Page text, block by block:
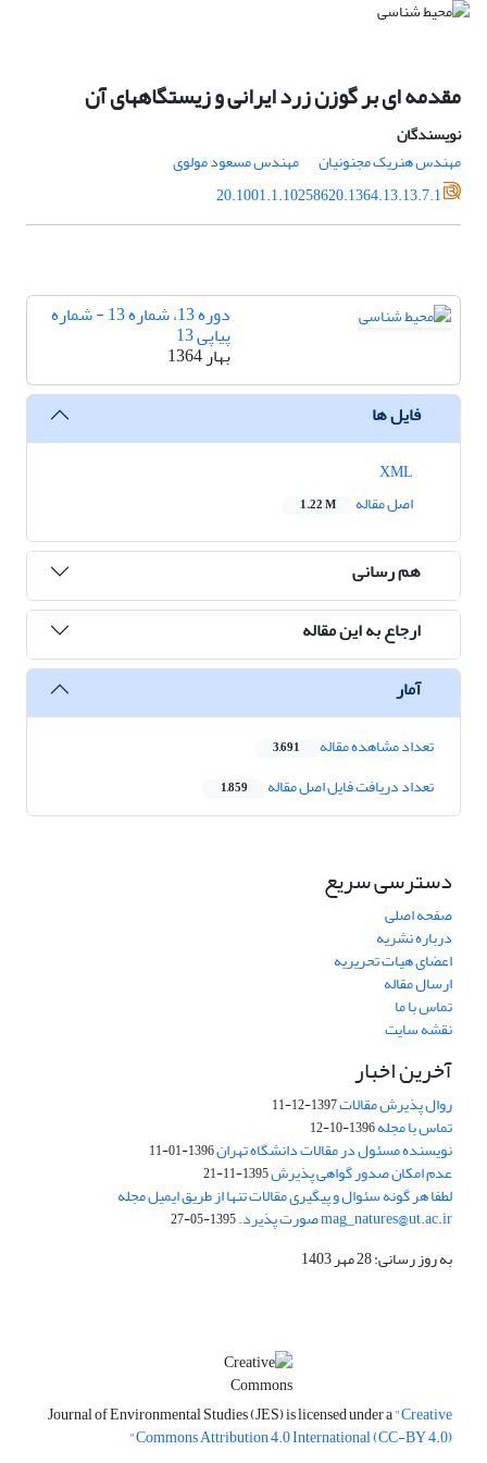
مقدمه ای بر گوزن زرد ایرانی و زیستگاههای آن
نویسندگان
مهندس هنریک مجنونیان
مهندس مسعود مولوی
20.1001.1.10258620.1364.13.13.7.1
دوره 13، شماره 13 - شماره
پیاپی 13
بهار 1364
فایل ها
اصل مقاله
1.22 M
هم رسانی
ارجاع به این مقاله
آمار
تعداد مشاهده مقاله 3,691
تعداد دریافت فایل اصل مقاله 1,859
دسترسی سریع
صفحه اصلی
درباره نشریه
اعضای هیات تحریریه
ارسال مقاله
تماس با ما
نقشه سایت
آخرین اخبار
روال پذیرش مقالات1397-12-11
تماس با مجله1396-10-12
نویسنده مسئول در مقالات دانشگاه تهران1396-01-11
عدم امکان صدور گواهی پذیرش1395-11-21
لطفا هر گونه سئوال و پیگیری مقالات تنها از طریق ایمیل مجله
mag_natures@ut.ac.ir صورت پذیرد. 1395-05-27
به روز رسانی: 28 مهر 1403
Journal of Environmental Studies (JES) is licensed under a"Creative
Commons Attribution 4.0 International (CC-BY 4.0)"